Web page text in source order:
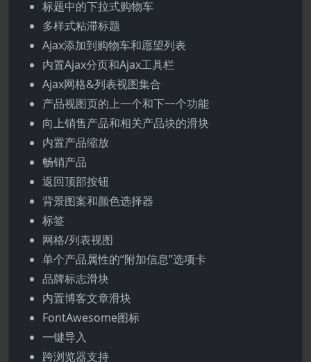
标题中的下拉式购物车
多样式粘滞标题
Ajax添加到购物车和愿望列表
内置Ajax分页和Ajax工具栏
Ajax网格&列表视图集合
产品视图页的上一个和下一个功能
向上销售产品和相关产品块的滑块
内置产品缩放
畅销产品
返回顶部按钮
背景图案和颜色选择器
标签
网格/列表视图
单个产品属性的“附加信息”选项卡
品牌标志滑块
内置博客文章滑块
FontAwesome图标
一键导入
跨浏览器支持